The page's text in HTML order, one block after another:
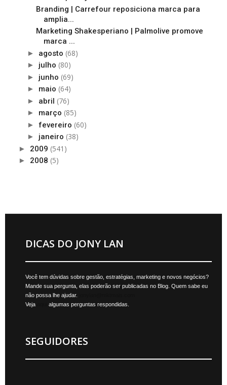
Branding | Carrefour reposiciona marca para
amplia...
Marketing Shakesperiano | Palmolive promove
marca ...
► agosto (68)
► julho (80)
► junho (69)
► maio (64)
► abril (76)
► março (85)
► fevereiro (60)
► janeiro (38)
► 2009 (541)
► 2008 (5)
DICAS DO JONY LAN
Você tem dúvidas sobre gestão, estratégias, marketing e novos negócios?
Mande sua pergunta, elas poderão ser publicadas no Blog. Quem sabe eu
não possa lhe ajudar.
Veja
algumas perguntas respondidas.
SEGUIDORES